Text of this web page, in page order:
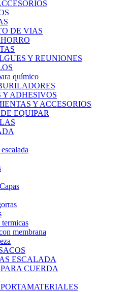
DE VIAS
Y REUNIONES
químico
Y ADHESIVOS
Y ACCESORIOS
EQUIPAR
termicas
membrana
ESCALADA
CUERDA